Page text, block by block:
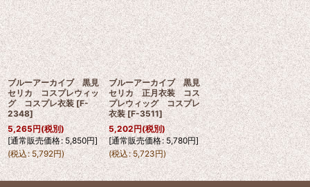
ブルーアーカイブ 黒見
セリカ コスプレウィッ
グ コスプレ衣装 [F-
2348]
5,265円(税別)
[通常販売価格: 5,850円]
(税込: 5,792円)
ブルーアーカイブ 黒見
セリカ 正月衣装 コス
プレウィッグ コスプレ
衣装 [F-3511]
5,202円(税別)
[通常販売価格: 5,780円]
(税込: 5,723円)